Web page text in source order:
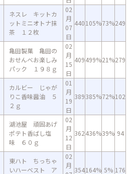
ネスレ キットカ
ットミニオトナ抹
茶 １２枚
02
月
07
日
440105%73%249
亀田製菓 亀田の
おせんべお楽しみ
パック １９８ｇ
02
月
15
日
409499%21%279
カルビー じゃが
りこ香味醤油 ５
２ｇ
01
月
19
日
389385%72%102
湖池屋 頑固あげ
ポテト香ばし塩
味 ６０ｇ
02
月
12
日
362436%39% 94
東ハト ちっちゃ
いハーベスト ア
02
月
354164% 5% 176